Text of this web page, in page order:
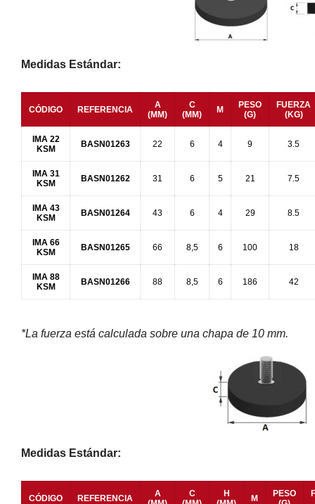
Medidas Estándar:
CÓDIGO REFERENCIA
A
(MM)
C
(MM)
M
PESO
(G)
FUERZA
(KG)
IMA 22
KSM
BASN01263 22 6 4 9 3.5
IMA 31
KSM
BASN01262 31 6 5 21 7.5
IMA 43
KSM
BASN01264 43 6 4 29 8.5
IMA 66
KSM
BASN01265 66 8,5 6 100 18
IMA 88
KSM
BASN01266 88 8,5 6 186 42
*La fuerza está calculada sobre una chapa de 10 mm.
Medidas Estándar:
CÓDIGO REFERENCIA
A
C
H
M
PESO